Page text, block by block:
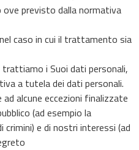
previsto dalla normativa
caso in cui il trattamento sia
i Suoi dati personali,
a tutela dei dati personali.
alcune eccezioni finalizzate
(ad esempio la
crimini) e di nostri interessi (ad